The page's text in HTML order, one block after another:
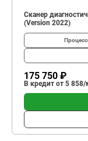
Сканер
(Version 2022)
175 750 ₽
В кредит от 5 858/